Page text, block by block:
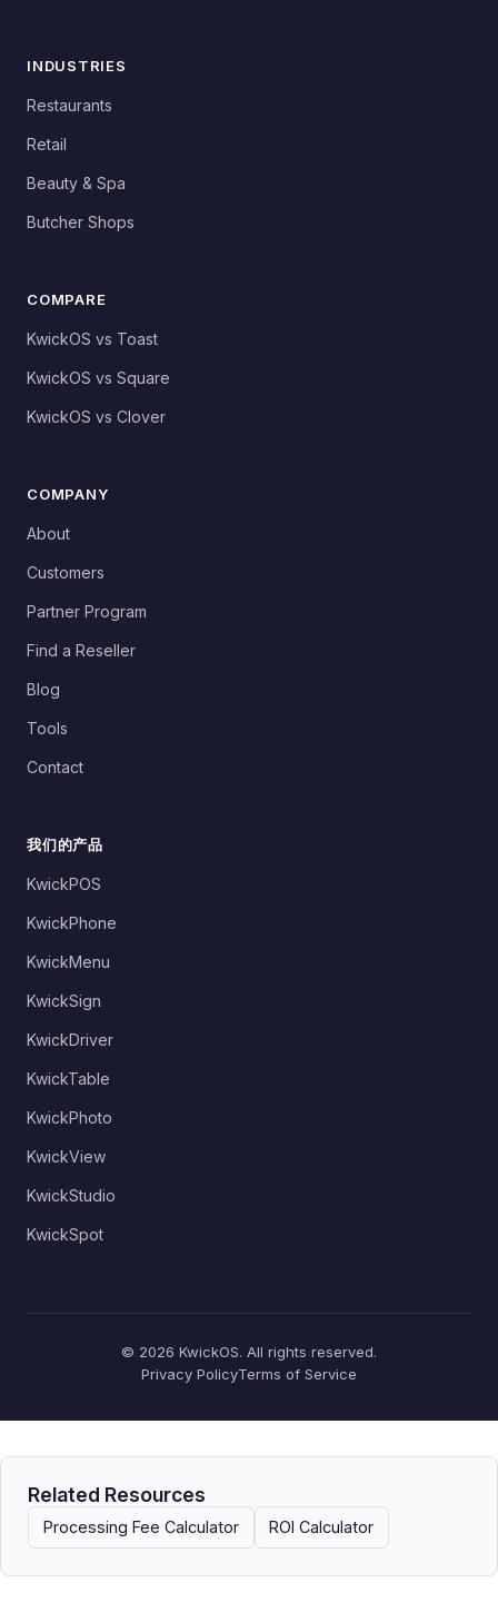
INDUSTRIES
Restaurants
Retail
Beauty & Spa
Butcher Shops
COMPARE
KwickOS vs Toast
KwickOS vs Square
KwickOS vs Clover
COMPANY
About
Customers
Partner Program
Find a Reseller
Blog
Tools
Contact
我们的产品
KwickPOS
KwickPhone
KwickMenu
KwickSign
KwickDriver
KwickTable
KwickPhoto
KwickView
KwickStudio
KwickSpot
© 2026 KwickOS. All rights reserved.
Privacy PolicyTerms of Service
Related Resources
Processing Fee Calculator ROI Calculator